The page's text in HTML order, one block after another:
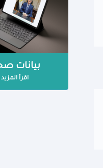
بيانات
اقرأ المزيد